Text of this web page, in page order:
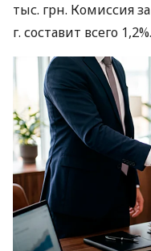
тыс. грн. Комиссия
г. составит всего 1,2%.